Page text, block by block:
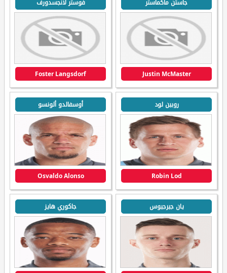
جاستن ماكماستر
Justin McMaster
فوستر لانجسدورف
Foster Langsdorf
روبين لود
Robin Lod
أوسفالدو ألونسو
Osvaldo Alonso
يان جيرجيوس جاكوري هايز